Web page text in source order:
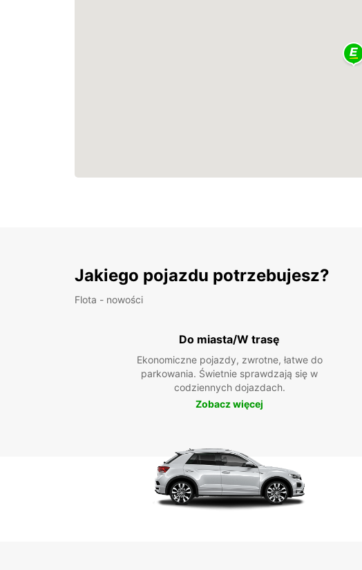
Jakiego pojazdu potrzebujesz?
Flota - nowości
Do miasta/W trasę
Ekonomiczne pojazdy, zwrotne, łatwe do
parkowania. Świetnie sprawdzają się w
codziennych dojazdach.
Zobacz więcej